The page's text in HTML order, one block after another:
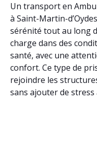
Un transport en
à Saint-Martin-
sérénité tout au long
charge dans des
santé, avec une
confort. Ce type de
rejoindre les
sans ajouter de stress